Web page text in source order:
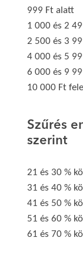
999 Ft alatt
1 000 és 2
2 500 és 3
4 000 és 5
6 000 és 9
10 000 Ft
Szűrés
szerint
21 és 30 %
31 és 40 %
41 és 50 %
51 és 60 %
61 és 70 %